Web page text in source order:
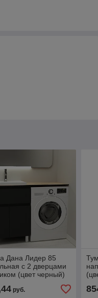
Дана Лидер 85
с 2 дверцами
(цвет черный)
145 см
машиной
руб.